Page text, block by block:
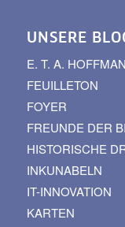
UNSERE
E. T. A.
FEUILLETON
FOYER
FREUNDE DER
HISTORISCHE
INKUNABELN
IT-INNOVATION
KARTEN